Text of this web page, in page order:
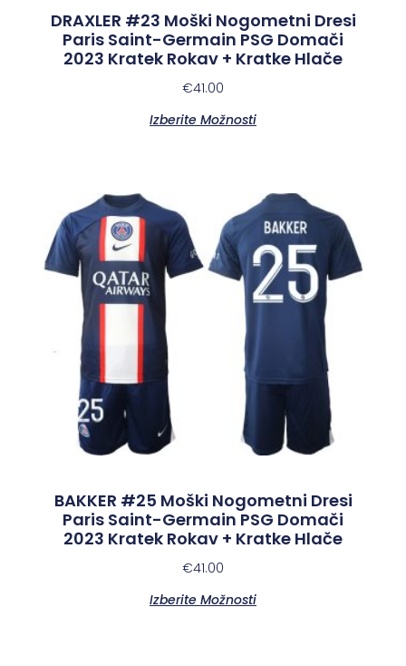
DRAXLER #23 Moški Nogometni Dresi
Paris Saint-Germain PSG Domači
2023 Kratek Rokav + Kratke Hlače
€41.00
Izberite Možnosti
BAKKER #25 Moški Nogometni Dresi
Paris Saint-Germain PSG Domači
2023 Kratek Rokav + Kratke Hlače
€41.00
Izberite Možnosti